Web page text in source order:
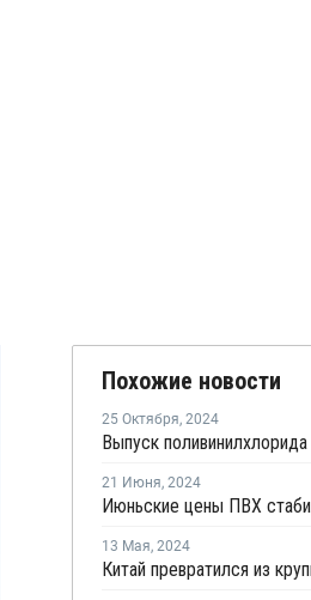
Похожие новости
25 Октября, 2024
21 Июня, 2024
13 Мая, 2024